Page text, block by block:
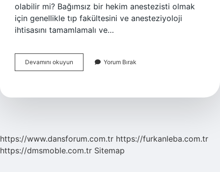
olabilir mi? Bağımsız bir hekim anestezisti olmak
için genellikle tıp fakültesini ve anesteziyoloji
ihtisasını tamamlamalı ve…
Devamını okuyun Anestezi
Doktor
Yorum Bırak
https://www.dansforum.com.tr https://furkanleba.com.tr
https://dmsmoble.com.tr Sitemap